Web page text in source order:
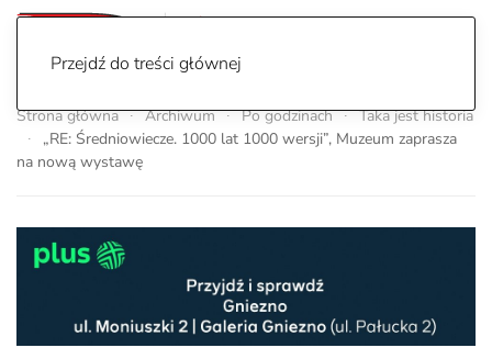
Przejdź do treści głównej
Strona główna Archiwum Po godzinach
Taka jest historia
„RE: Średniowiecze. 1000 lat 1000 wersji”, Muzeum zaprasza
na nową wystawę